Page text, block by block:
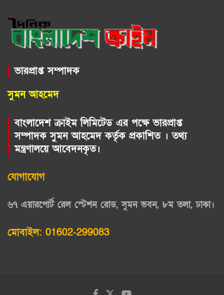
ভারপ্রাপ্ত সম্পাদক
সুমন আহমেদ
বাংলাদেশ ক্রাইম লিমিটেড এর পক্ষে ভারপ্রাপ্ত
সম্পাদক সুমন আহমেদ কর্তৃক প্রকাশিত । তথ্য
মন্ত্রণালয়ে আবেদনকৃত।
যোগাযোগ
৬৭ এয়ারপোর্ট রেল স্টেশন রোড, সুমন ভবন, ৮ম তলা, ঢাকা।
মোবাইল: 01602-299083